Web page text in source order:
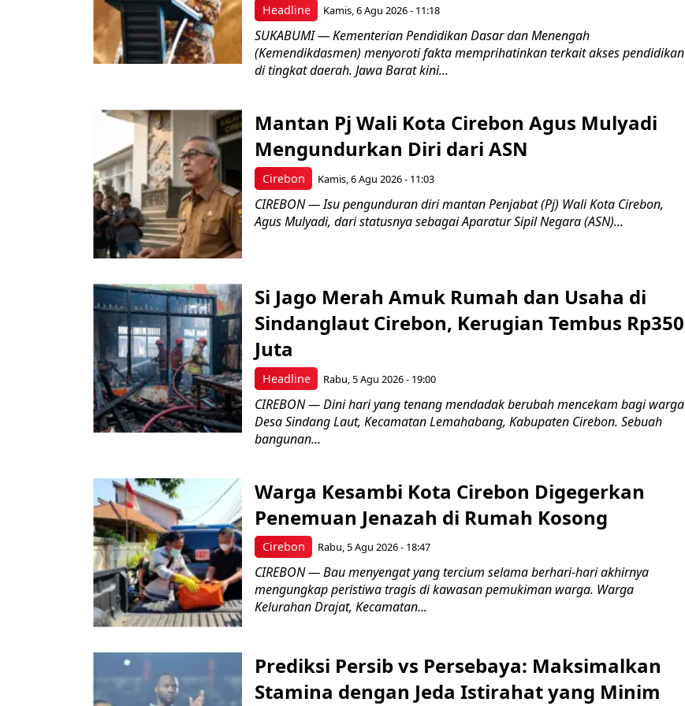
Headline Kamis, 6 Agu 2026 - 11:18
SUKABUMI — Kementerian Pendidikan Dasar dan Menengah
(Kemendikdasmen) menyoroti fakta memprihatinkan terkait akses pendidikan
di tingkat daerah. Jawa Barat kini...
Cirebon
Mantan Pj Wali Kota Cirebon Agus Mulyadi
Mengundurkan Diri dari ASN
Kamis, 6 Agu 2026 - 11:03
CIREBON — Isu pengunduran diri mantan Penjabat (Pj) Wali Kota Cirebon,
Agus Mulyadi, dari statusnya sebagai Aparatur Sipil Negara (ASN)...
Headline
Si Jago Merah Amuk Rumah dan Usaha di
Sindanglaut Cirebon, Kerugian Tembus Rp350
Juta
Rabu, 5 Agu 2026 - 19:00
CIREBON — Dini hari yang tenang mendadak berubah mencekam bagi warga
Desa Sindang Laut, Kecamatan Lemahabang, Kabupaten Cirebon. Sebuah
bangunan...
Cirebon
Warga Kesambi Kota Cirebon Digegerkan
Penemuan Jenazah di Rumah Kosong
Rabu, 5 Agu 2026 - 18:47
CIREBON — Bau menyengat yang tercium selama berhari-hari akhirnya
mengungkap peristiwa tragis di kawasan pemukiman warga. Warga
Kelurahan Drajat, Kecamatan...
Prediksi Persib vs Persebaya: Maksimalkan
Stamina dengan Jeda Istirahat yang Minim